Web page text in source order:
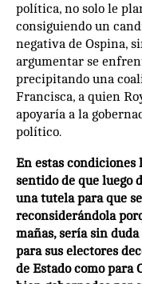
política, no solo le
consiguiendo un
negativa de Ospina,
argumentar se
precipitando una
Francisca, a quien
apoyaría a la
político.
En estas condiciones
sentido de que luego
una tutela para que
reconsiderándola
mañas, sería sin
para sus electores
de Estado como para